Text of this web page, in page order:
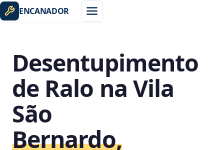
ENCANADOR
Desentupimento
de Ralo na Vila
São
Bernardo,